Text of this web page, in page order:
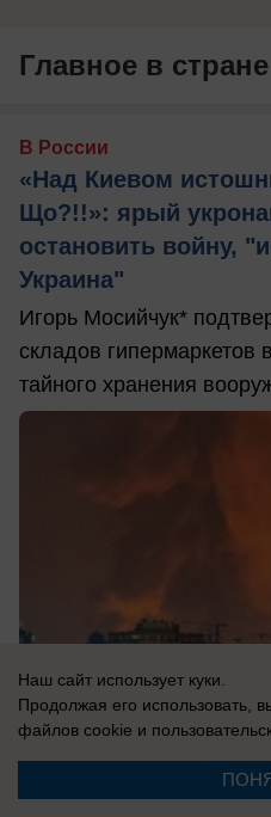
Главное в стране
В России
«Над Киевом
Що?!!»: ярый
остановить войну,
Украина"
Игорь Мосийчук*
складов
тайного хранения
05.08.2026
Наш сайт использует куки.
Продолжая его использовать,
файлов cookie и